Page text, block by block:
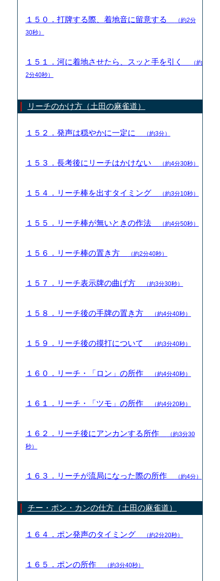
１５０．打牌する際、着地音に留意する
（約2分
30秒）
１５１．河に着地させたら、スッと手を引く
（約
2分40秒）
リーチのかけ方（土田の麻雀道）
１５２．発声は穏やかに一定に （約3分）
１５３．長考後にリーチはかけない （約4分30秒）
１５４．リーチ棒を出すタイミング （約3分10秒）
１５５．リーチ棒が無いときの作法 （約4分50秒）
１５６．リーチ棒の置き方 （約2分40秒）
１５７．リーチ表示牌の曲げ方 （約3分30秒）
１５８．リーチ後の手牌の置き方 （約4分40秒）
１５９．リーチ後の摸打について （約3分40秒）
１６０．リーチ・「ロン」の所作 （約4分40秒）
１６１．リーチ・「ツモ」の所作 （約4分20秒）
１６２．リーチ後にアンカンする所作
（約3分30
秒）
１６３．リーチが流局になった際の所作 （約4分）
チー・ポン・カンの仕方（土田の麻雀道）
１６４．ポン発声のタイミング （約2分20秒）
１６５．ポンの所作 （約3分40秒）